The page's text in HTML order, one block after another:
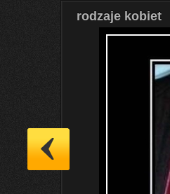
rodzaje kobiet